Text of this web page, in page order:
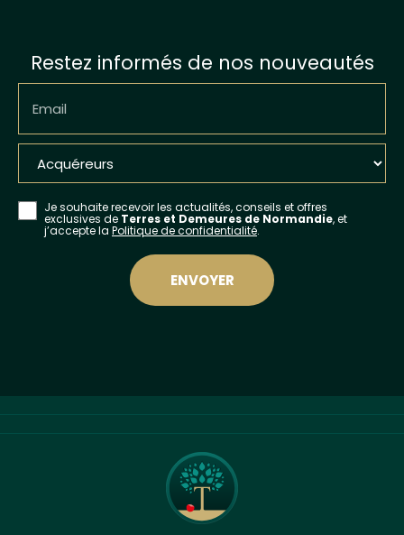
Restez informés de nos nouveautés
Email
Je souhaite recevoir les actualités, conseils et offres
exclusives de Terres et Demeures de Normandie, et
j’accepte la Politique de confidentialité.